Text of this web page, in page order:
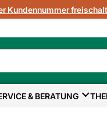
Kundennummer
& BERATUNG